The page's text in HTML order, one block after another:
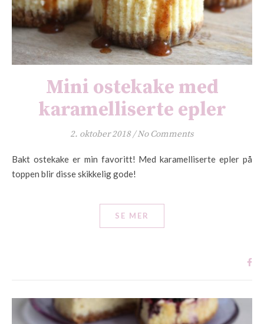
Mini ostekake med
karamelliserte epler
2. oktober 2018/ No Comments
Bakt ostekake er min favoritt! Med karamelliserte epler på
toppen blir disse skikkelig gode!
SE MER